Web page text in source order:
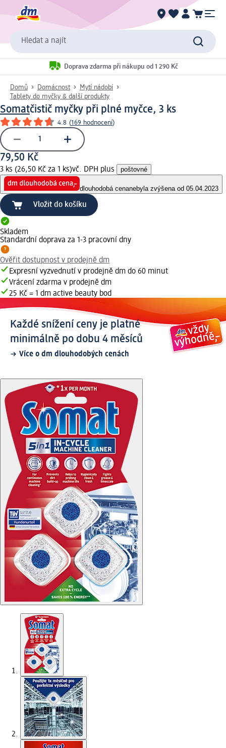
Hledat a najít
Doprava zdarma při nákupu od 1 290 Kč
Domů Domácnost
Mytí nádobí
Tablety do myčky & další produkty
Somatčistič myčky při plné myčce, 3 ks
4.8 (169 hodnocení)
79,50 Kč
3 ks (26,50 Kč za 1 ks)vč. DPH plus poštovné
dlouhodobá cenanebyla zvýšena od 05.04.2023
Vložit do košíku
Skladem
Standardní doprava za 1-3 pracovní dny
Ověřit dostupnost v prodejně dm
Expresní vyzvednutí v prodejně dm do 60 minut
Vrácení zdarma v prodejně dm
25 Kč = 1 dm active beauty bod
Každé snížení ceny je platné
minimálně po dobu 4 měsíců
Více o dm dlouhodobých cenách